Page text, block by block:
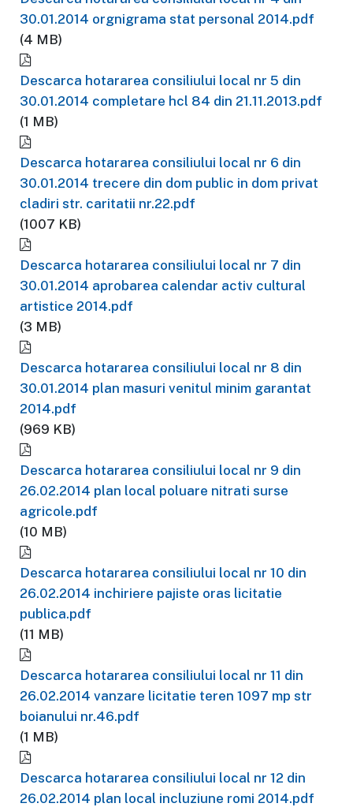
30.01.2014 orgnigrama stat personal 2014.pdf
(4 MB)
Descarca hotararea consiliului local nr 5 din
30.01.2014 completare hcl 84 din 21.11.2013.pdf
(1 MB)
Descarca hotararea consiliului local nr 6 din
30.01.2014 trecere din dom public in dom privat
cladiri str. caritatii nr.22.pdf
(1007 KB)
Descarca hotararea consiliului local nr 7 din
30.01.2014 aprobarea calendar activ cultural
artistice 2014.pdf
(3 MB)
Descarca hotararea consiliului local nr 8 din
30.01.2014 plan masuri venitul minim garantat
2014.pdf
(969 KB)
Descarca hotararea consiliului local nr 9 din
26.02.2014 plan local poluare nitrati surse
agricole.pdf
(10 MB)
Descarca hotararea consiliului local nr 10 din
26.02.2014 inchiriere pajiste oras licitatie
publica.pdf
(11 MB)
Descarca hotararea consiliului local nr 11 din
26.02.2014 vanzare licitatie teren 1097 mp str
boianului nr.46.pdf
(1 MB)
Descarca hotararea consiliului local nr 12 din
26.02.2014 plan local incluziune romi 2014.pdf